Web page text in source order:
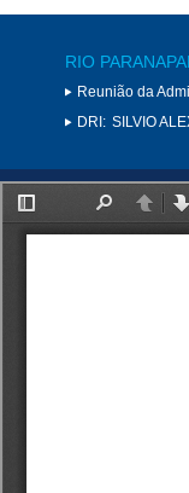
RIO
Reunião da
DRI: SILVIO